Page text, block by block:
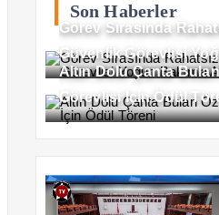
Son Haberler
Görev Sırasında
Güvenlik Görevlisi
Alındı
Altın Dolu Çanta
Görevlisi İçin Ödül